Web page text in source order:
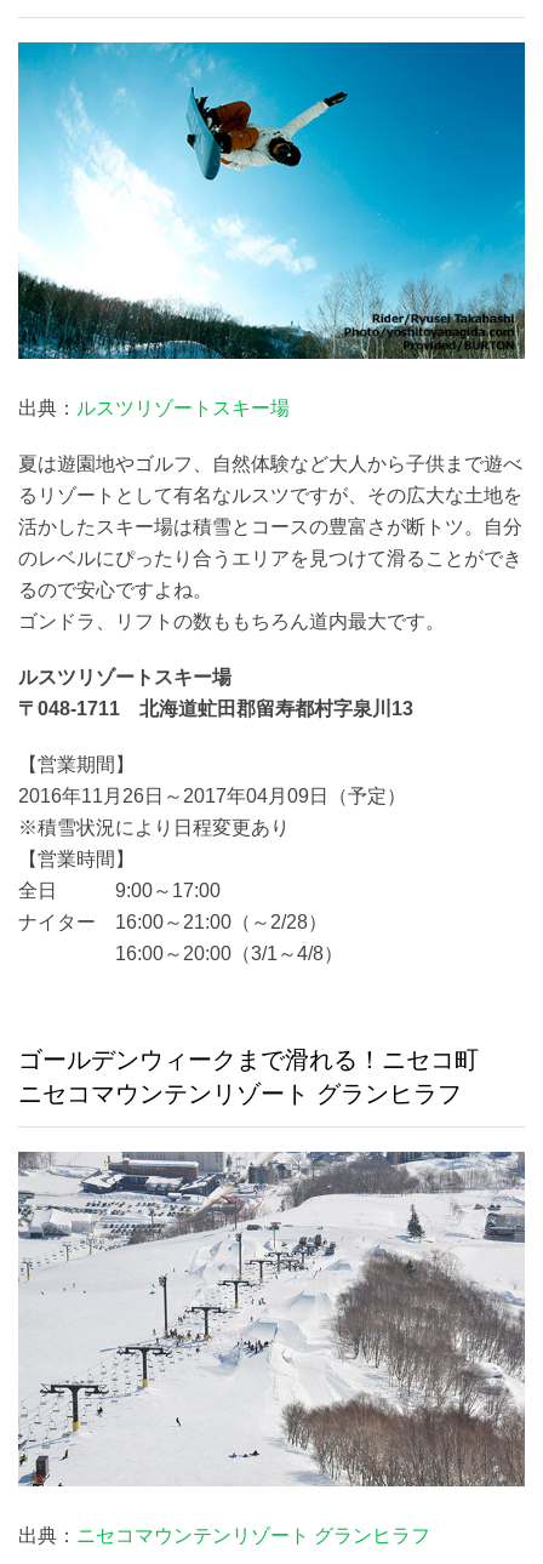
出典： ルスツリゾートスキー場
夏は遊園地やゴルフ、自然体験など大人から子供まで遊べ
るリゾートとして有名なルスツですが、その広大な土地を
活かしたスキー場は積雪とコースの豊富さが断トツ。自分
のレベルにぴったり合うエリアを見つけて滑ることができ
るので安心ですよね。
ゴンドラ、リフトの数ももちろん道内最大です。
ルスツリゾートスキー場
〒048-1711 北海道虻田郡留寿都村字泉川13
【営業期間】
2016年11月26日～2017年04月09日（予定）
※積雪状況により日程変更あり
【営業時間】
全日 9:00～17:00
ナイター 16:00～21:00（～2/28）
16:00～20:00（3/1～4/8）
ゴールデンウィークまで滑れる！ニセコ町
ニセコマウンテンリゾート グランヒラフ
出典： ニセコマウンテンリゾート グランヒラフ